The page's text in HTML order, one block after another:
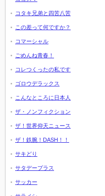
コタキ兄弟と四苦八苦
この差って何ですか？
コマーシャル
ごめんね青春！
コレつくったの私です
ゴロウデラックス
こんなところに日本人
ザ・ノンフィクション
ザ！世界仰天ニュース
ザ！鉄腕！DASH！！
サキどり
サタデープラス
サッカー